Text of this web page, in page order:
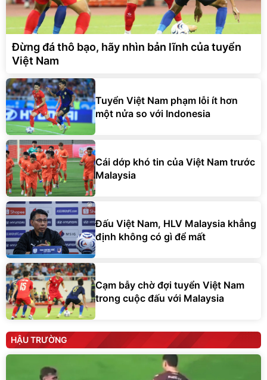
Đừng đá thô bạo, hãy nhìn bản lĩnh của tuyển
Việt Nam
Tuyển Việt Nam phạm lỗi ít hơn
một nửa so với Indonesia
Cái dớp khó tin của Việt Nam trước
Malaysia
Đấu Việt Nam, HLV Malaysia khẳng
định không có gì để mất
Cạm bẫy chờ đợi tuyển Việt Nam
trong cuộc đấu với Malaysia
HẬU TRƯỜNG